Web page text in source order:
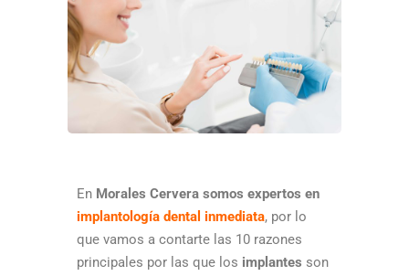
En Morales Cervera somos expertos en
implantología dental inmediata, por lo
que vamos a contarte las 10 razones
principales por las que los implantes son